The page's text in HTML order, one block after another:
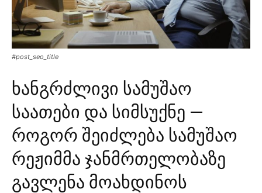
#post_seo_title
ხანგრძლივი სამუშაო
საათები და სიმსუქნე —
როგორ შეიძლება სამუშაო
რეჟიმმა ჯანმრთელობაზე
გავლენა მოახდინოს